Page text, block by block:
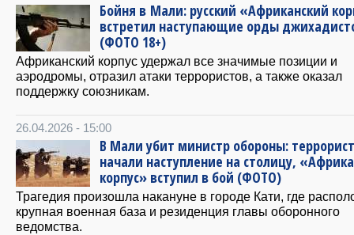
Бойня в Мали: русский «Африканский
встретил наступающие орды
(ФОТО 18+)
Африканский корпус удержал все значимые позиции и
аэродромы, отразил атаки террористов, а также оказал
поддержку союзникам.
26.04.2026 - 15:00
В Мали убит министр обороны:
начали наступление на столицу,
корпус» вступил в бой (ФОТО)
Трагедия произошла накануне в городе Кати, где
крупная военная база и резиденция главы оборонного
ведомства.